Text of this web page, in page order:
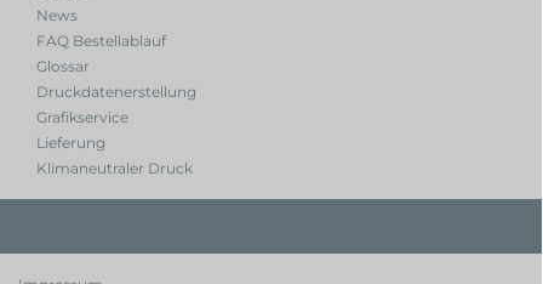
News
FAQ Bestellablauf
Glossar
Druckdatenerstellung
Grafikservice
Lieferung
Klimaneutraler Druck